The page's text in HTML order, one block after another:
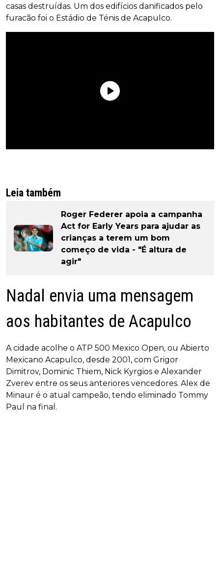
casas destruídas. Um dos edifícios danificados pelo
furacão foi o Estádio de Ténis de Acapulco.
Leia também
Roger Federer apoia a campanha
Act for Early Years para ajudar as
crianças a terem um bom
começo de vida - "É altura de
agir"
Nadal envia uma mensagem
aos habitantes de Acapulco
A cidade acolhe o ATP 500 Mexico Open, ou Abierto
Mexicano Acapulco, desde 2001, com Grigor
Dimitrov, Dominic Thiem, Nick Kyrgios e Alexander
Zverev entre os seus anteriores vencedores. Alex de
Minaur é o atual campeão, tendo eliminado Tommy
Paul na final.